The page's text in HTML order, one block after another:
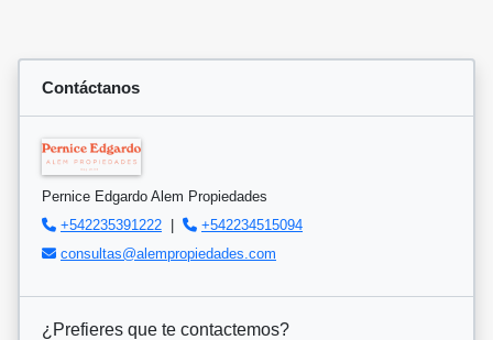
Contáctanos
Pernice Edgardo Alem Propiedades
+542235391222 |
+542234515094
consultas@alempropiedades.com
¿Prefieres que te contactemos?